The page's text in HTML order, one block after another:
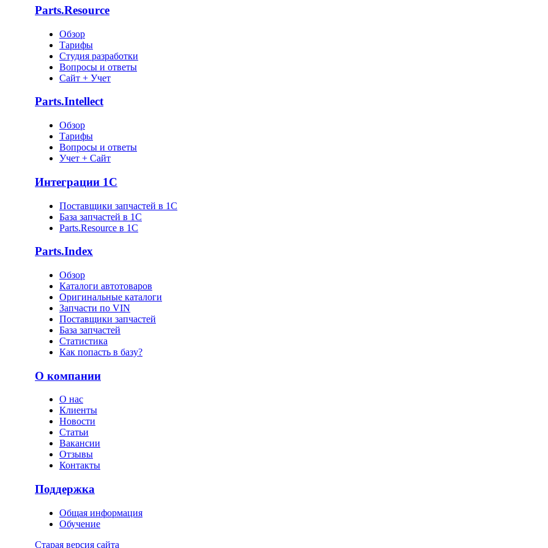
Parts.Resource
Обзор
Тарифы
Студия разработки
Вопросы и ответы
Сайт + Учет
Parts.Intellect
Обзор
Тарифы
Вопросы и ответы
Учет + Сайт
Интеграции 1С
Поставщики запчастей в 1C
База запчастей в 1С
Parts.Resource в 1C
Parts.Index
Обзор
Каталоги автотоваров
Оригинальные каталоги
Запчасти по VIN
Поставщики запчастей
База запчастей
Статистика
Как попасть в базу?
О компании
О нас
Клиенты
Новости
Статьи
Вакансии
Отзывы
Контакты
Поддержка
Общая информация
Обучение
Старая версия сайта